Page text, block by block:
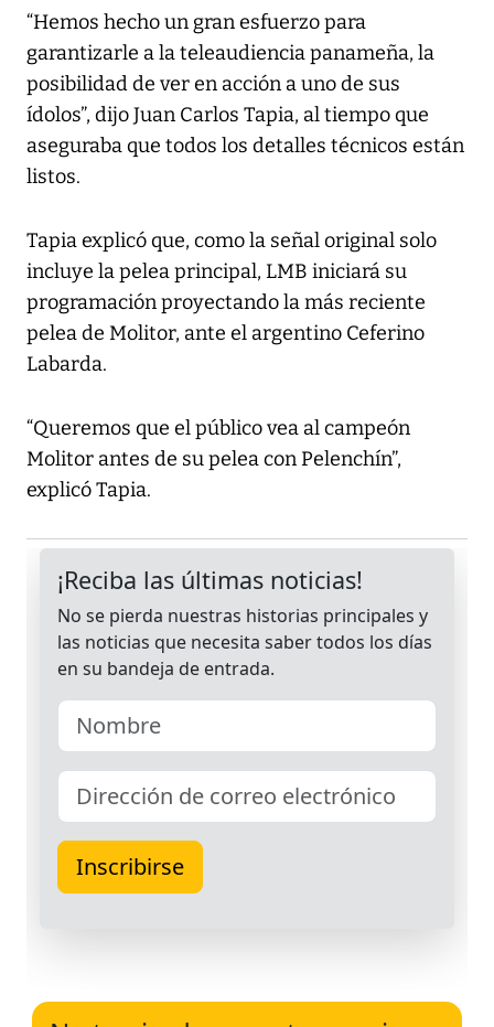
“Hemos hecho un gran esfuerzo para
garantizarle a la teleaudiencia panameña, la
posibilidad de ver en acción a uno de sus
ídolos”, dijo Juan Carlos Tapia, al tiempo que
aseguraba que todos los detalles técnicos están
listos.
Tapia explicó que, como la señal original solo
incluye la pelea principal, LMB iniciará su
programación proyectando la más reciente
pelea de Molitor, ante el argentino Ceferino
Labarda.
“Queremos que el público vea al campeón
Molitor antes de su pelea con Pelenchín”,
explicó Tapia.